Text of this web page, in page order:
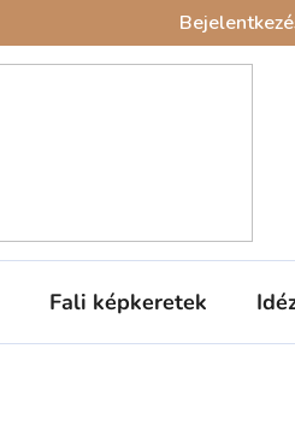
Fali képkeretek